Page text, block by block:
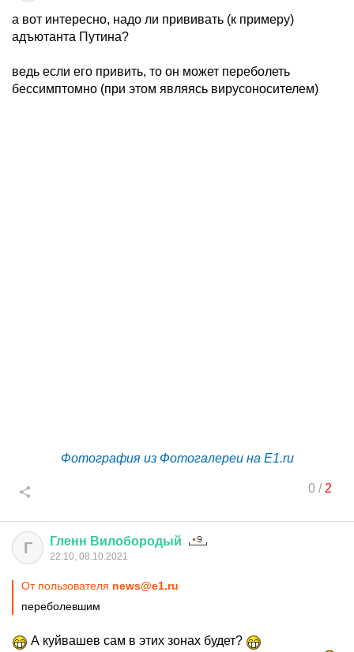
а вот интересно, надо ли прививать (к примеру)
адъютанта Путина?
ведь если его привить, то он может переболеть
бессимптомно (при этом являясь вирусоносителем)
Фотография из Фотогалереи на E1.ru
0/ 2
Г Гленн Вилобородый
22:10, 08.10.2021
От пользователя news@e1.ru
переболевшим
А куйвашев сам в этих зонах будет?